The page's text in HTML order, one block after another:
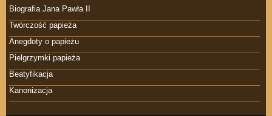
Biografia Jana Pawła II
Twórczość papieża
Anegdoty o papieżu
Pielgrzymki papieża
Beatyfikacja
Kanonizacja